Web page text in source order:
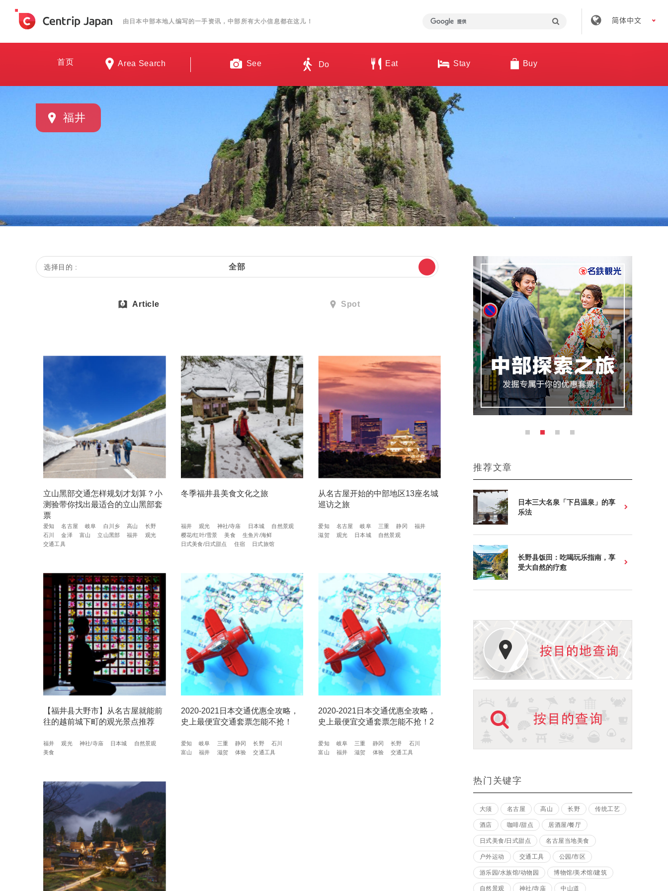
由日本中部本地人编写的一手资讯，中部所有大小信息都在这儿！ 简体中文
首页 Area Search See Do Eat Stay Buy
福井
选择目的 : 全部
Article Spot
立山黑部交通怎样规划才划算？小
测验带你找出最适合的立山黑部套
票
爱知 名古屋 岐阜 白川乡 高山
长野
石川
金泽 富山 立山黑部 福井
观光
交通工具
冬季福井县美食文化之旅
福井 观光 神社/寺庙 日本城
自然景观
樱花/红叶/雪景
美食
生鱼片/海鲜
日式美食/日式甜点
住宿 日式旅馆
从名古屋开始的中部地区13座名城
巡访之旅
爱知 名古屋 岐阜 三重 静冈
福井
滋贺
观光 日本城 自然景观
【福井县大野市】从名古屋就能前
往的越前城下町的观光景点推荐
福井 观光 神社/寺庙 日本城
自然景观
美食
2020-2021日本交通优惠全攻略，
史上最便宜交通套票怎能不抢！
爱知 岐阜 三重 静冈 长野
石川
富山
福井 滋贺 体验 交通工具
2020-2021日本交通优惠全攻略，
史上最便宜交通套票怎能不抢！2
爱知 岐阜 三重 静冈 长野
石川
富山
福井 滋贺 体验 交通工具
推荐文章
日本三大名泉「下吕温泉」的享
乐法
长野县饭田：吃喝玩乐指南，享
受大自然的疗愈
热门关键字
大须 名古屋 高山 长野 传统工艺
酒店 咖啡/甜点 居酒屋/餐厅
日式美食/日式甜点 名古屋当地美食
户外运动 交通工具 公园/市区
游乐园/水族馆/动物园 博物馆/美术馆/建筑
自然景观 神社/寺庙 中山道